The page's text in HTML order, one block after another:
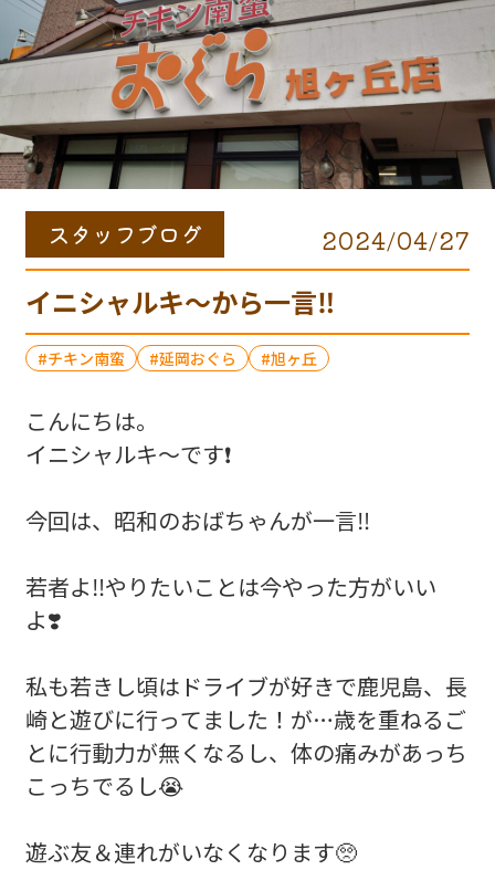
スタッフブログ 2024/04/27
イニシャルキ〜から一言‼️
チキン南蛮 延岡おぐら 旭ヶ丘
こんにちは。
イニシャルキ〜です❗️
今回は、昭和のおばちゃんが一言‼️
若者よ‼️やりたいことは今やった方がいい
よ❣️
私も若きし頃はドライブが好きで鹿児島、長
崎と遊びに行ってました！が…歳を重ねるご
とに行動力が無くなるし、体の痛みがあっち
こっちでるし😭
遊ぶ友＆連れがいなくなります🥺